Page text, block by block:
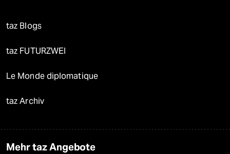
taz Blogs
taz FUTURZWEI
Le Monde diplomatique
taz Archiv
Mehr taz Angebote